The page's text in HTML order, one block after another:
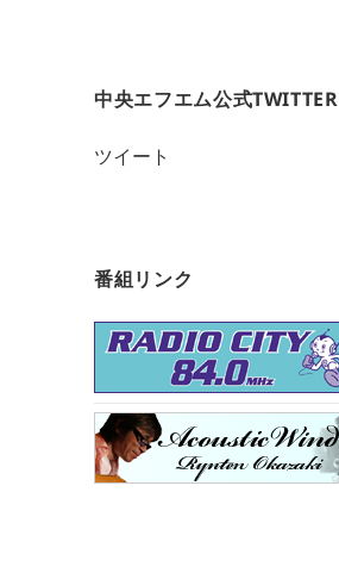
中央エフエム公式TWITTER
ツイート
番組リンク